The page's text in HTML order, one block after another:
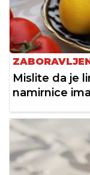
Mislite da je
namirnice